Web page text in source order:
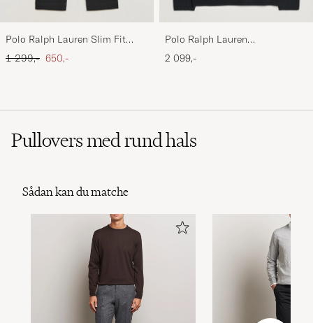
Polo Ralph Lauren Slim Fit
Stretch Chinos Black
Ordinary pris
1 299,- Nedsat pris
650,-
Polo Ralph Lauren
Wool/Cashmere Cable Half Zip
Polo Black
2 099,-
Pullovers med rund hals
Sådan kan du matche